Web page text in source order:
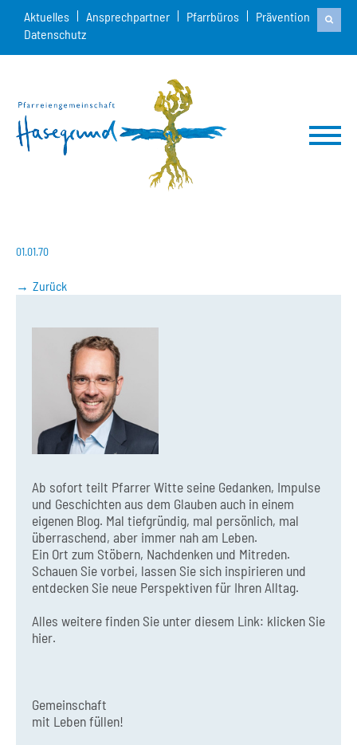
Aktuelles Ansprechpartner Pfarrbüros
Prävention
Datenschutz
01.01.70
Zurück
Ab sofort teilt Pfarrer Witte seine Gedanken, Impulse
und Geschichten aus dem Glauben auch in einem
eigenen Blog. Mal tiefgründig, mal persönlich, mal
überraschend, aber immer nah am Leben.
Ein Ort zum Stöbern, Nachdenken und Mitreden.
Schauen Sie vorbei, lassen Sie sich inspirieren und
entdecken Sie neue Perspektiven für Ihren Alltag.
Alles weitere finden Sie unter diesem Link: klicken Sie
hier.
Gemeinschaft
mit Leben füllen!